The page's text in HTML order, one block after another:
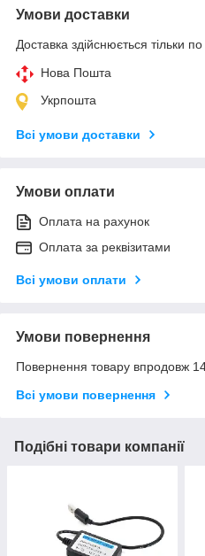
Умови доставки
Доставка здійснюється тільки
Нова Пошта
Укрпошта
Всі умови доставки
Умови оплати
Оплата на рахунок
Оплата за реквізитами
Всі умови оплати
Умови повернення
Повернення товару впродовж
Всі умови повернення
Подібні товари компанії